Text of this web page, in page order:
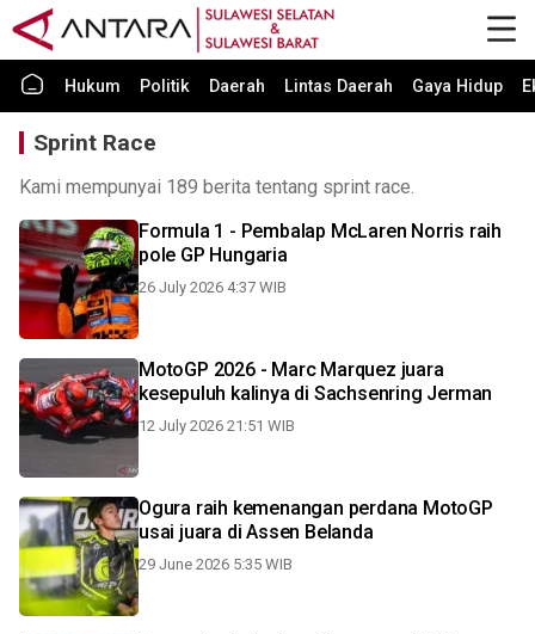
Hukum Politik Daerah Lintas Daerah Gaya Hidup
Sprint Race
Kami mempunyai 189 berita tentang sprint race.
Formula 1 - Pembalap McLaren Norris raih
pole GP Hungaria
26 July 2026 4:37 WIB
MotoGP 2026 - Marc Marquez juara
kesepuluh kalinya di Sachsenring Jerman
12 July 2026 21:51 WIB
Ogura raih kemenangan perdana MotoGP
usai juara di Assen Belanda
29 June 2026 5:35 WIB